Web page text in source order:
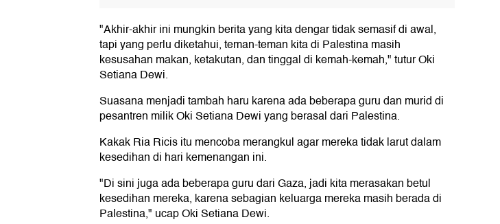
"Akhir-akhir ini mungkin berita yang kita dengar tidak semasif di awal,
tapi yang perlu diketahui, teman-teman kita di Palestina masih
kesusahan makan, ketakutan, dan tinggal di kemah-kemah," tutur Oki
Setiana Dewi.
Suasana menjadi tambah haru karena ada beberapa guru dan murid di
pesantren milik Oki Setiana Dewi yang berasal dari Palestina.
Kakak Ria Ricis itu mencoba merangkul agar mereka tidak larut dalam
kesedihan di hari kemenangan ini.
"Di sini juga ada beberapa guru dari Gaza, jadi kita merasakan betul
kesedihan mereka, karena sebagian keluarga mereka masih berada di
Palestina," ucap Oki Setiana Dewi.